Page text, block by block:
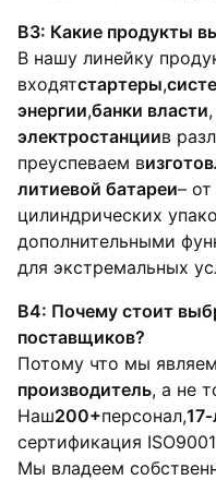
В3: Какие продукты
В нашу линейку
входятстартеры,
энергии,банки власти
электростанциив
преуспеваем в
литиевой батареи–
цилиндрических
дополнительными
для экстремальных
В4: Почему стоит
поставщиков?
Потому что мы
производитель, а не
Наш200+персонал,
сертификация
Мы владеем